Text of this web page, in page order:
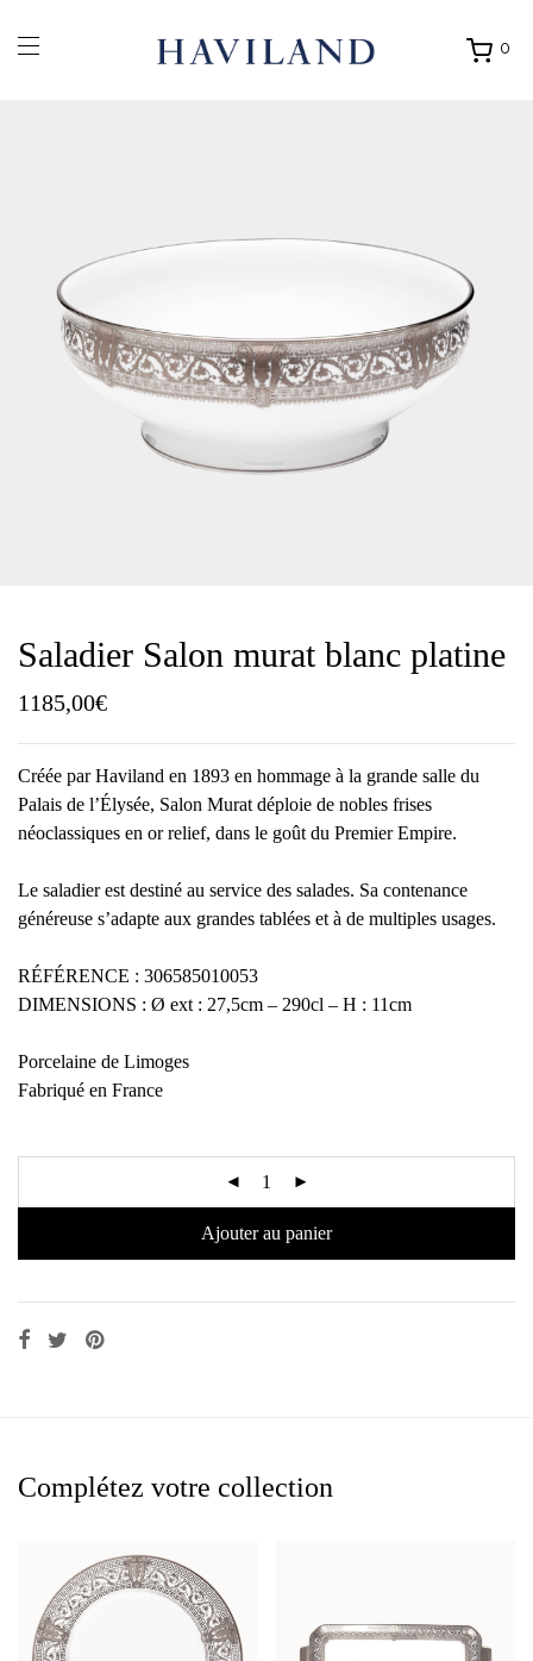
0
Ouvrir
Saladier Salon murat blanc platine
1185,00€
Créée par Haviland en 1893 en hommage à la grande salle du
Palais de l’Élysée, Salon Murat déploie de nobles frises
néoclassiques en or relief, dans le goût du Premier Empire.
Le saladier est destiné au service des salades. Sa contenance
généreuse s’adapte aux grandes tablées et à de multiples usages.
RÉFÉRENCE : 306585010053
DIMENSIONS : Ø ext : 27,5cm – 290cl – H : 11cm
Porcelaine de Limoges
Fabriqué en France
Ajouter au panier
Complétez votre collection